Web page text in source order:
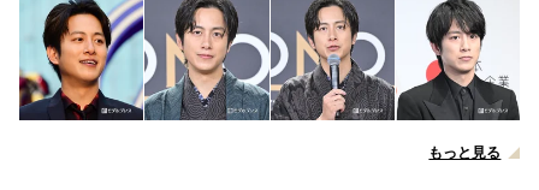
もっと見る